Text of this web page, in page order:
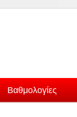
Βαθμολογίες